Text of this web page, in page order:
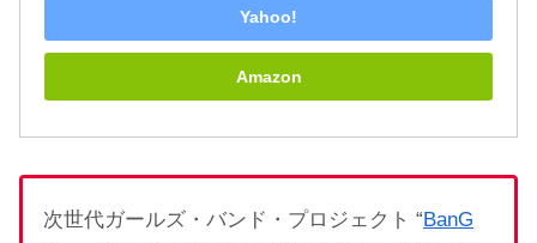
Yahoo!
Amazon
次世代ガールズ・バンド・プロジェクト “ BanG